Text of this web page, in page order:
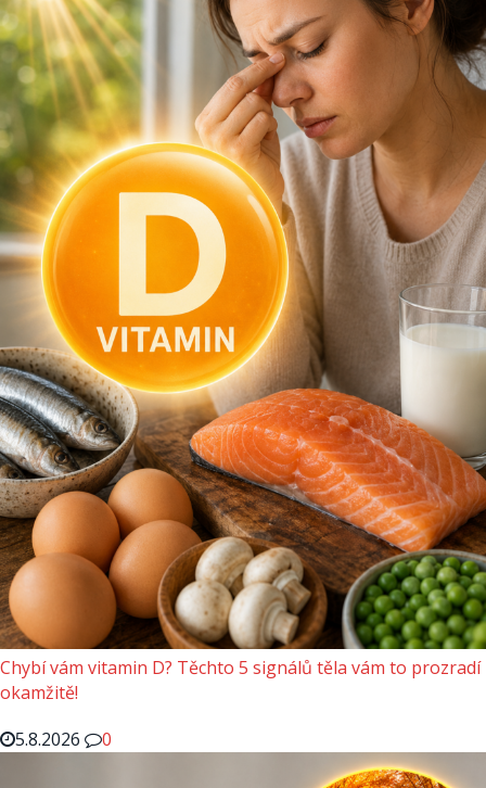
Chybí vám vitamin D? Těchto 5 signálů těla vám to prozradí
okamžitě!
5.8.2026
0